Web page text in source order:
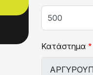
Κατάστημα